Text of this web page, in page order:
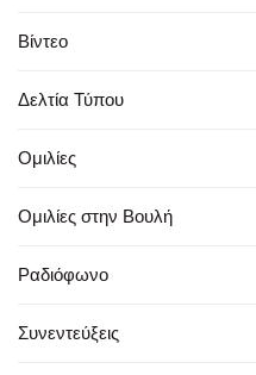
Βίντεο
Δελτία Τύπου
Ομιλίες
Ομιλίες στην Βουλή
Ραδιόφωνο
Συνεντεύξεις